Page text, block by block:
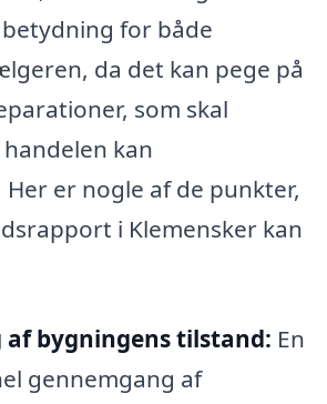
for både
da det kan pege på
som skal
kan
er nogle af de punkter,
i Klemensker kan
af bygningens tilstand: En
gennemgang af